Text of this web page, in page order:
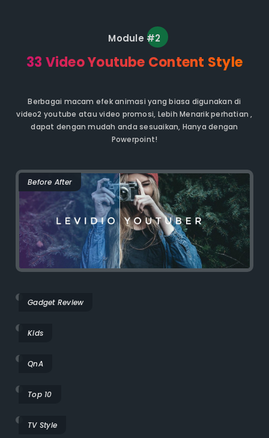
Module #2
33 Video Youtube Content Style
Berbagai macam efek animasi yang biasa digunakan di
video2 youtube atau video promosi, Lebih Menarik perhatian ,
dapat dengan mudah anda sesuaikan, Hanya dengan
Powerpoint!
Before After
Gadget Review
Kids
QnA
Top 10
TV Style